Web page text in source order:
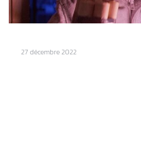
27 décembre 2022